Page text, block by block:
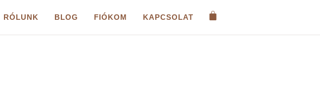
RÓLUNK BLOG FIÓKOM KAPCSOLAT